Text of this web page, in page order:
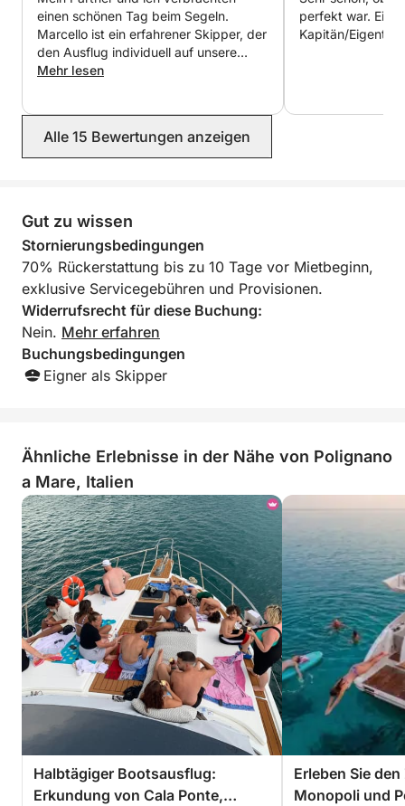
einen schönen Tag beim Segeln.
Marcello ist ein erfahrener Skipper, der
den Ausflug individuell auf unsere
Bedürfnisse zugeschnitten und uns
sehr sauber. Wir können es wärmstens
empfehlen.
Mehr lesen
perfekt war.
Kapitän/
Alle 15 Bewertungen anzeigen
Gut zu wissen
Stornierungsbedingungen
70% Rückerstattung bis zu 10 Tage vor Mietbeginn,
exklusive Servicegebühren und Provisionen.
Widerrufsrecht für diese Buchung:
Nein. Mehr erfahren
Buchungsbedingungen
Eigner als Skipper
Ähnliche Erlebnisse in der Nähe von Polignano
a Mare, Italien
Halbtägiger Bootsausflug:
Erkundung von Cala Ponte,
Erleben Sie
Monopoli und